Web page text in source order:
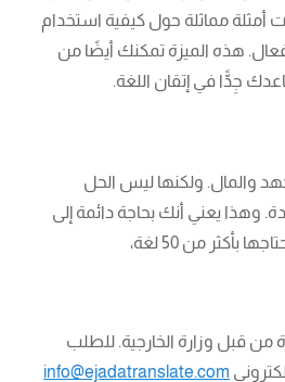
مماثلة حول كيفية استخدام
هذه الميزة تمكنك أيضًا من
جِدًّا في إتقان اللغة.
والمال. ولكنها ليس الحل
وهذا يعني أنك بحاجة دائمة إلى
من 50 لغة،
من قبل وزارة الخارجية. للطلب
info@ejadatranslate.com